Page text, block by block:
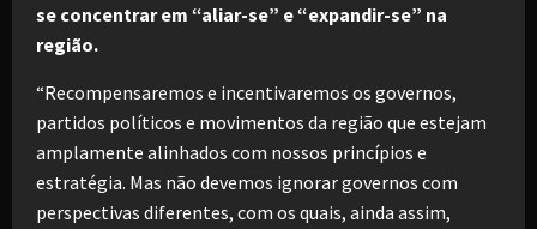
se concentrar em “aliar-se” e “expandir-se” na
região.
“Recompensaremos e incentivaremos os governos,
partidos políticos e movimentos da região que estejam
amplamente alinhados com nossos princípios e
estratégia. Mas não devemos ignorar governos com
perspectivas diferentes, com os quais, ainda assim,